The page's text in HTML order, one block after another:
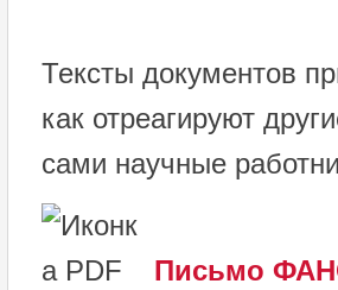
Тексты документов
как отреагируют
сами научные
Письмо